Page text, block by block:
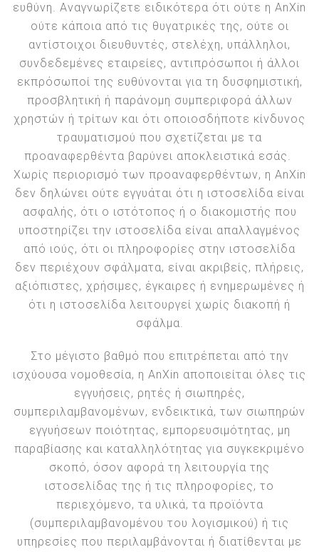
ευθύνη. Αναγνωρίζετε ειδικότερα ότι ούτε η AnXin
ούτε κάποια από τις θυγατρικές της, ούτε οι
αντίστοιχοι διευθυντές, στελέχη, υπάλληλοι,
συνδεδεμένες εταιρείες, αντιπρόσωποι ή άλλοι
εκπρόσωποί της ευθύνονται για τη δυσφημιστική,
προσβλητική ή παράνομη συμπεριφορά άλλων
χρηστών ή τρίτων και ότι οποιοσδήποτε κίνδυνος
τραυματισμού που σχετίζεται με τα
προαναφερθέντα βαρύνει αποκλειστικά εσάς.
Χωρίς περιορισμό των προαναφερθέντων, η AnXin
δεν δηλώνει ούτε εγγυάται ότι η ιστοσελίδα είναι
ασφαλής, ότι ο ιστότοπος ή ο διακομιστής που
υποστηρίζει την ιστοσελίδα είναι απαλλαγμένος
από ιούς, ότι οι πληροφορίες στην ιστοσελίδα
δεν περιέχουν σφάλματα, είναι ακριβείς, πλήρεις,
αξιόπιστες, χρήσιμες, έγκαιρες ή ενημερωμένες ή
ότι η ιστοσελίδα λειτουργεί χωρίς διακοπή ή
σφάλμα.
Στο μέγιστο βαθμό που επιτρέπεται από την
ισχύουσα νομοθεσία, η AnXin αποποιείται όλες τις
εγγυήσεις, ρητές ή σιωπηρές,
συμπεριλαμβανομένων, ενδεικτικά, των σιωπηρών
εγγυήσεων ποιότητας, εμπορευσιμότητας, μη
παραβίασης και καταλληλότητας για συγκεκριμένο
σκοπό, όσον αφορά τη λειτουργία της
ιστοσελίδας της ή τις πληροφορίες, το
περιεχόμενο, τα υλικά, τα προϊόντα
(συμπεριλαμβανομένου του λογισμικού) ή τις
υπηρεσίες που περιλαμβάνονται ή διατίθενται με